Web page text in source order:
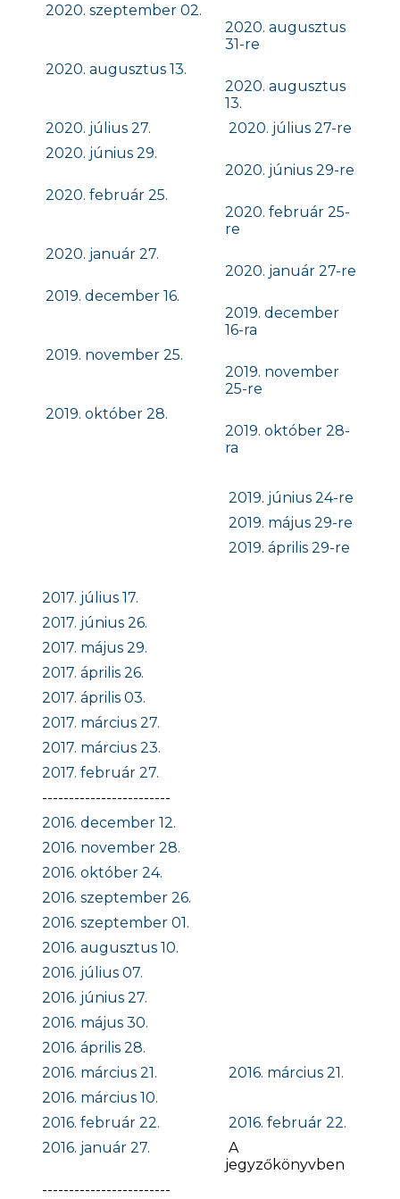
2020. szeptember 02.
2020. augusztus
31-re
2020. augusztus 13.
2020. augusztus
13.
2020. július 27.
2020. július 27-re
2020. június 29.
2020. június 29-re
2020. február 25.
2020. február 25-
re
2020. január 27.
2020. január 27-re
2019. december 16.
2019. december
16-ra
2019. november 25.
2019. november
25-re
2019. október 28.
2019. október 28-
ra
2019. június 24-re
2019. május 29-re
2019. április 29-re
2017. július 17.
2017. június 26.
2017. május 29.
2017. április 26.
2017. április 03.
2017. március 27.
2017. március 23.
2017. február 27.
------------------------
2016. december 12.
2016. november 28.
2016. október 24.
2016. szeptember 26.
2016. szeptember 01.
2016. augusztus 10.
2016. július 07.
2016. június 27.
2016. május 30.
2016. április 28.
2016. március 21.
2016. március 21.
2016. március 10.
2016. február 22.
2016. február 22.
2016. január 27.
A
jegyzőkönyvben
------------------------